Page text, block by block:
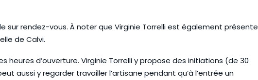
sur rendez-vous. À noter que Virginie Torrelli est également présente
de Calvi.
heures d’ouverture. Virginie Torrelli y propose des initiations (de 30
aussi y regarder travailler l’artisane pendant qu’à l’entrée un